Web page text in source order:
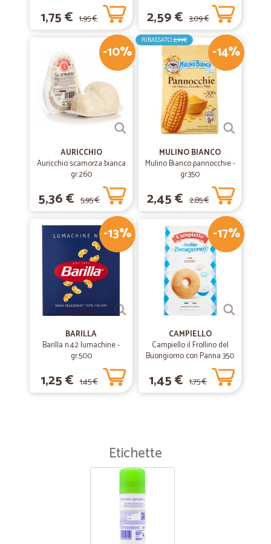
1,75 € 1,95 € 2,59 € 3,09 €
-10%
AURICCHIO
Auricchio scamorza bianca
gr.260
5,36 € 5,95 €
-14%
RIBASSATO2,99€
MULINO BIANCO
Mulino Bianco pannocchie -
gr.350
2,45 € 2,85 €
-13%
BARILLA
Barilla n.42 lumachine -
gr.500
1,25 € 1,45 €
-17%
CAMPIELLO
Campiello il Frollino del
Buongiorno con Panna 350
1,45 € 1,75 €
Etichette